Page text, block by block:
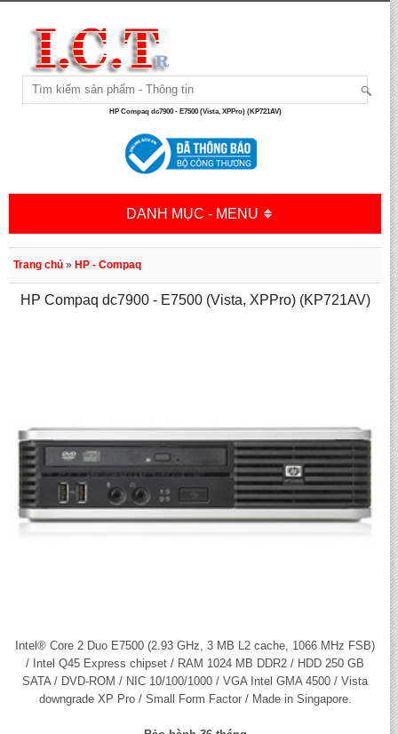
HP Compaq dc7900 - E7500 (Vista, XPPro) (KP721AV)
DANH MỤC - MENU
Trang chủ » HP - Compaq
HP Compaq dc7900 - E7500 (Vista, XPPro) (KP721AV)
Intel® Core 2 Duo E7500 (2.93 GHz, 3 MB L2 cache, 1066 MHz FSB)
/ Intel Q45 Express chipset / RAM 1024 MB DDR2 / HDD 250 GB
SATA / DVD-ROM / NIC 10/100/1000 / VGA Intel GMA 4500 / Vista
downgrade XP Pro / Small Form Factor / Made in Singapore.